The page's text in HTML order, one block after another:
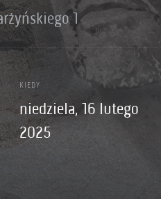
1
KIEDY
niedziela, 16 lutego
2025